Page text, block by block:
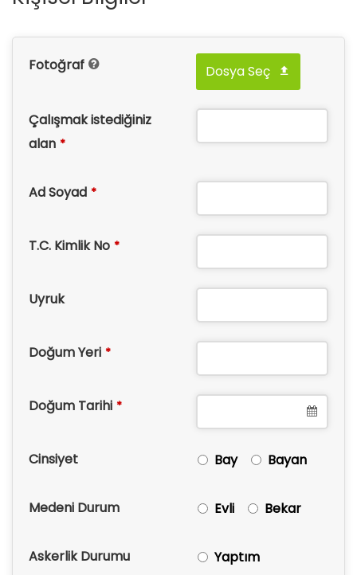
Fotoğraf Dosya Seç
Çalışmak istediğiniz
alan *
Ad Soyad *
T.C. Kimlik No *
Uyruk
Doğum Yeri *
Doğum Tarihi *
Cinsiyet Bay Bayan
Medeni Durum Evli Bekar
Askerlik Durumu
Yaptım